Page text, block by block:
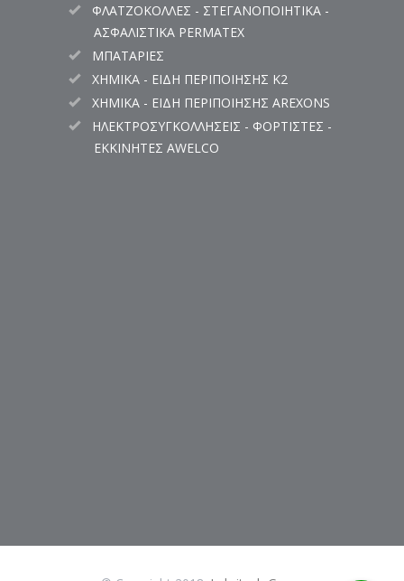
ΦΛΑΤΖΟΚΟΛΛΕΣ - ΣΤΕΓΑΝΟΠΟΙΗΤΙΚΑ -
ΑΣΦΑΛΙΣΤΙΚΑ PERMATEX
ΜΠΑΤΑΡΙΕΣ
ΧΗΜΙΚΑ - ΕΙΔΗ ΠΕΡΙΠΟΙΗΣΗΣ K2
ΧΗΜΙΚΑ - ΕΙΔΗ ΠΕΡΙΠΟΙΗΣΗΣ AREXONS
ΗΛΕΚΤΡΟΣΥΓΚΟΛΛΗΣΕΙΣ - ΦΟΡΤΙΣΤΕΣ -
ΕΚΚΙΝΗΤΕΣ AWELCO